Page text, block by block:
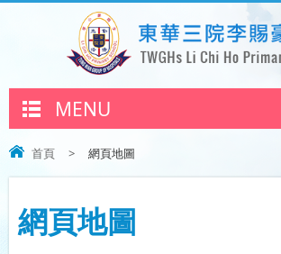
MENU
首頁 > 網頁地圖
網頁地圖